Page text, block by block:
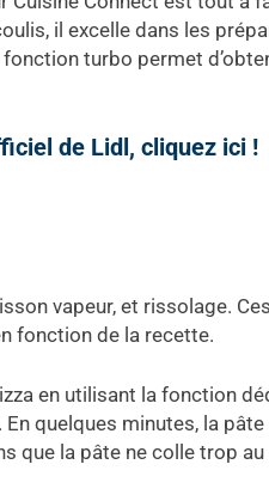
il excelle dans les
turbo permet
de Lidl, cliquez ici !
vapeur, et rissolage.
fonction de la recette.
en utilisant la fonction
quelques minutes, la
que la pâte ne colle trop